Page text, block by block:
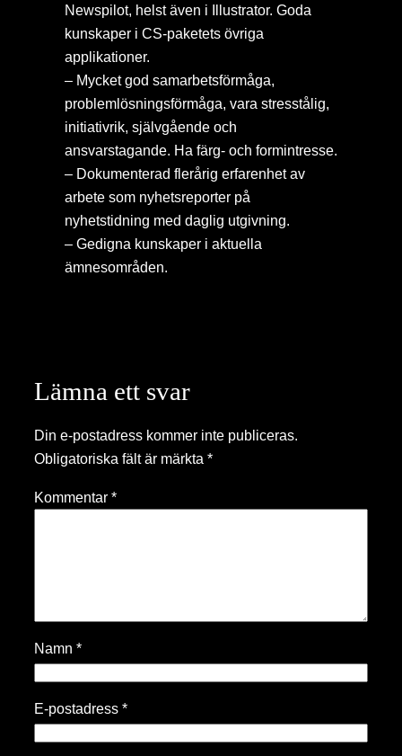
Newspilot, helst även i Illustrator. Goda
kunskaper i CS-paketets övriga
applikationer.
– Mycket god samarbetsförmåga,
problemlösningsförmåga, vara stresstålig,
initiativrik, självgående och
ansvarstagande. Ha färg- och formintresse.
– Dokumenterad flerårig erfarenhet av
arbete som nyhetsreporter på
nyhetstidning med daglig utgivning.
– Gedigna kunskaper i aktuella
ämnesområden.
Lämna ett svar
Din e-postadress kommer inte publiceras.
Obligatoriska fält är märkta *
Kommentar *
Namn *
E-postadress *